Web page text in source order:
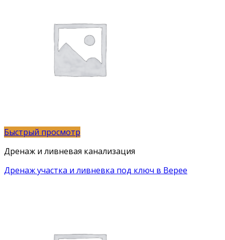
Быстрый просмотр
Дренаж и ливневая канализация
Дренаж участка и ливневка под ключ в Верее